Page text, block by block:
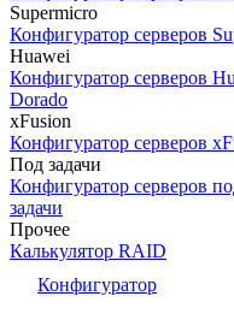
Supermicro
Конфигуратор серверов
Huawei
Конфигуратор серверов
Dorado
xFusion
Конфигуратор серверов
Под задачи
Конфигуратор серверов
задачи
Прочее
Калькулятор RAID
Конфигуратор